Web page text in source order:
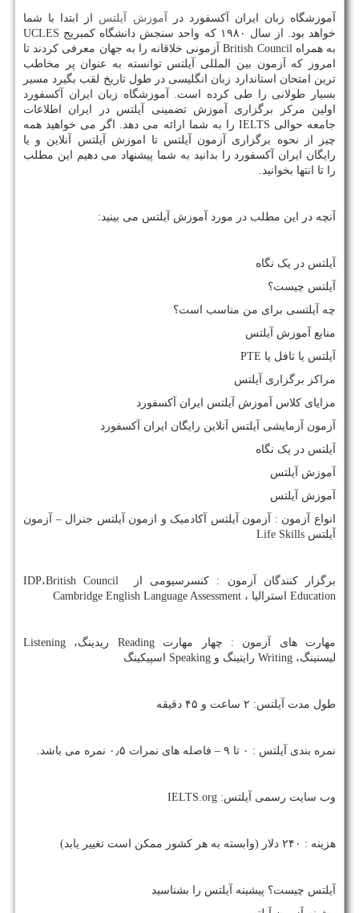
آموزشگاه زبان ایران آکسفورد در آموزش آیلتس از ابتدا با شما
خواهد بود. از سال ۱۹۸۰ که واحد سنجش دانشگاه کمبریج
UCLES
به همراه British Councilآزمونی خلاقانه را به جهان معرفی کردند تا
امروز که آزمون بین المللی آیلتس توانسته به عنوان پر مخاطب
ترین امتحان استاندارد زبان انگلیسی در طول تاریخ لقب بگیرد مسیر
بسیار طولانی را طی کرده است. آموزشگاه زبان ایران آکسفورد
اولین مرکز برگزاری آموزش تضمینی آیلتس در ایران اطلاعات
جامعه حوالی IELTS را به شما ارائه می دهد. اگر می خواهید همه
چیز از نحوه برگزاری آزمون آیلتس تا اموزش آیلتس آنلاین و یا
رایگان ایران آکسفورد را بدانید به شما پیشنهاد می دهیم این مطلب
را تا انتها بخوانید.
آنچه در این مطلب در مورد آموزش آیلتس می بینید:
آیلتس در یک نگاه
آیلتس چیست؟
چه آیلتسی برای من مناسب است؟
منابع آموزش آیلتس
آیلتس یا تافل یا PTE
مراکز برگزاری آیلتس
مزایای کلاس آموزش آیلتس ایران آکسفورد
آزمون آزمایشی آیلتس آنلاین رایگان ایران آکسفورد
آیلتس در یک نگاه
آموزش آیلتس
آموزش آیلتس
انواع آزمون : آزمون آیلتس آکادمیک و ازمون آیلتس جنرال – آزمون
آیلتس Life Skills
برگزار کنندگان آزمون : کنسرسیومی از British Council،IDP
Education استرالیا ، Cambridge English Language Assessment
مهارت های آزمون : چهار مهارتReading ریدینگ، Listening
لیسنینگ، Writing رایتینگ و Speaking اسپیکینگ
طول مدت آیلتس: ۲ ساعت و ۴۵ دقیقه
نمره بندی آیلتس : ۰ تا ۹ – فاصله های نمرات ۰٫۵ نمره می باشد.
وب سایت رسمی آیلتس: IELTS.org
هزینه : ۲۴۰ دلار (وابسته به هر کشور ممکن است تغییر یابد)
آیلتس چیست؟ پیشینه آیلتس را بشناسید